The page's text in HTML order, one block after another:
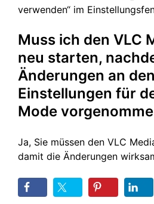
verwenden“ im
Muss ich den VLC
neu starten,
Änderungen an den
Einstellungen für
Mode
Ja, Sie müssen den VLC
damit die Änderungen